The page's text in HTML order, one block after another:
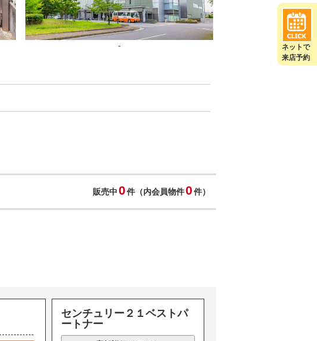
ネットで
来店予約
-
販売中0件（内会員物件0件）
センチュリー２１ベストパ
ートナー